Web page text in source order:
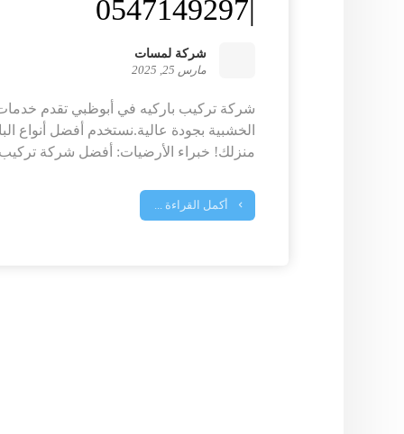
|0547149297
شركة لمسات
مارس 25, 2025
شركة تركيب باركيه في أبوظبي تقدم
الخشبية بجودة عالية.نستخدم أفضل أنواع
منزلك! خبراء الأرضيات: أفضل شركة
أكمل القراءة ...